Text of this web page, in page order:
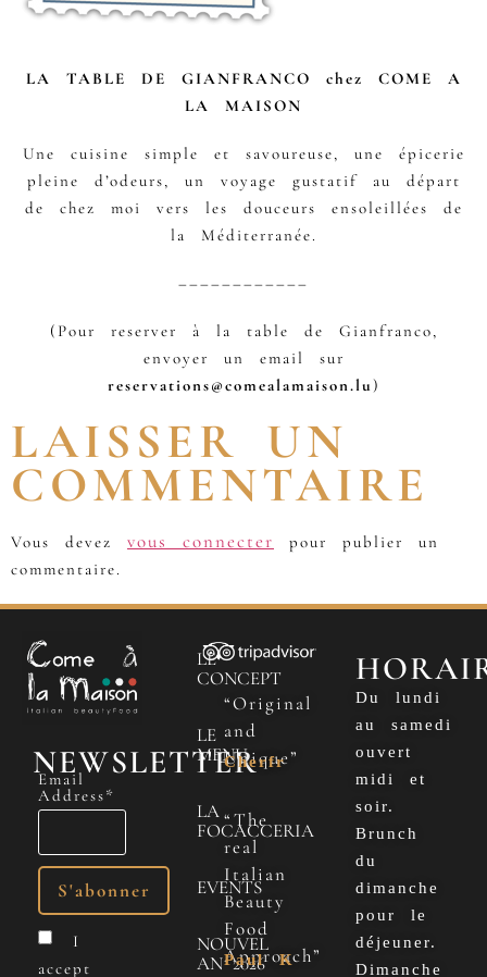
LA TABLE DE GIANFRANCO chez COME A
LA MAISON
Une cuisine simple et savoureuse, une épicerie
pleine d’odeurs, un voyage gustatif au départ
de chez moi vers les douceurs ensoleillées de
la Méditerranée.
––––––––––––
(Pour reserver à la table de Gianfranco,
envoyer un email sur
reservations@comealamaison.lu)
LAISSER UN
COMMENTAIRE
Vous devez vous connecter
pour publier un
commentaire.
NEWSLETTER
Email
Address*
I
accept
LE
CONCEPT
LE
MENU
LA
FOCACCERIA
EVENTS
NOUVEL
AN 2026
“Original
and
Unique”
Cherfr
“The
real
Italian
Beauty
Food
Approach”
Paul K
Du lundi
au samedi
ouvert
midi et
soir.
Brunch
du
dimanche
pour le
déjeuner.
Dimanche